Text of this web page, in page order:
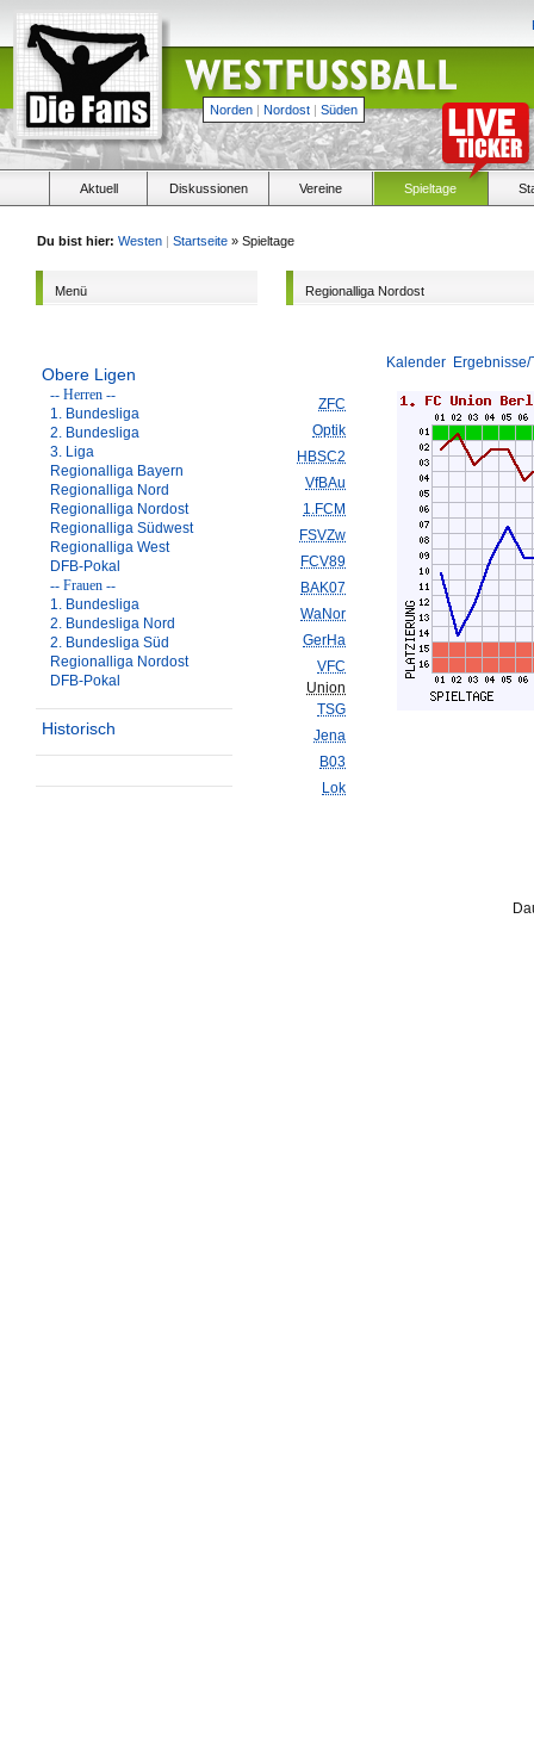
Norden | Nordost | Süden
Aktuell Diskussionen Vereine Spieltage
Du bist hier: Westen | Startseite » Spieltage
Menü
Obere Ligen
-- Herren --
1. Bundesliga
2. Bundesliga
3. Liga
Regionalliga Bayern
Regionalliga Nord
Regionalliga Nordost
Regionalliga Südwest
Regionalliga West
DFB-Pokal
-- Frauen --
1. Bundesliga
2. Bundesliga Nord
2. Bundesliga Süd
Regionalliga Nordost
DFB-Pokal
Historisch
Regionalliga Nordost
Kalender
ZFC
Optik
HBSC2
VfBAu
1.FCM
FSVZw
FCV89
BAK07
WaNor
GerHa
VFC
Union
TSG
Jena
B03
Lok